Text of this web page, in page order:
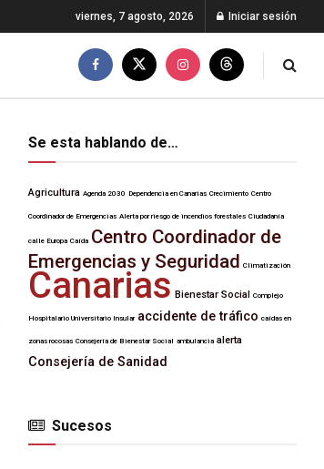
viernes, 7 agosto, 2026 Iniciar sesión
Se esta hablando de…
Agricultura Agenda 2030 Dependencia en Canarias Crecimiento Centro
Coordinador de Emergencias Alerta por riesgo de incendios forestales Ciudadanía
calle Europa Caída Centro Coordinador de
Emergencias y Seguridad Climatización
Canarias Bienestar Social Complejo
Hospitalario Universitario Insular accidente de tráfico caídas en
zonas rocosas Consejería de Bienestar Social ambulancia alerta
Consejería de Sanidad
Sucesos
SUCESOS